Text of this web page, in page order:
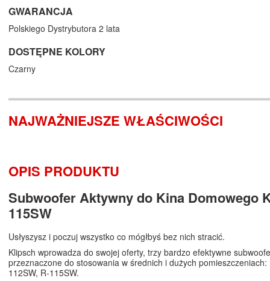
GWARANCJA
Polskiego Dystrybutora 2 lata
DOSTĘPNE KOLORY
Czarny
NAJWAŻNIEJSZE WŁAŚCIWOŚCI
OPIS PRODUKTU
Subwoofer Aktywny do Kina Domowego
115SW
Usłyszysz i poczuj wszystko co mógłbyś bez nich stracić.
Klipsch wprowadza do swojej oferty, trzy bardzo efektywne
przeznaczone do stosowania w średnich i dużych pomieszczeniach:
112SW, R-115SW.